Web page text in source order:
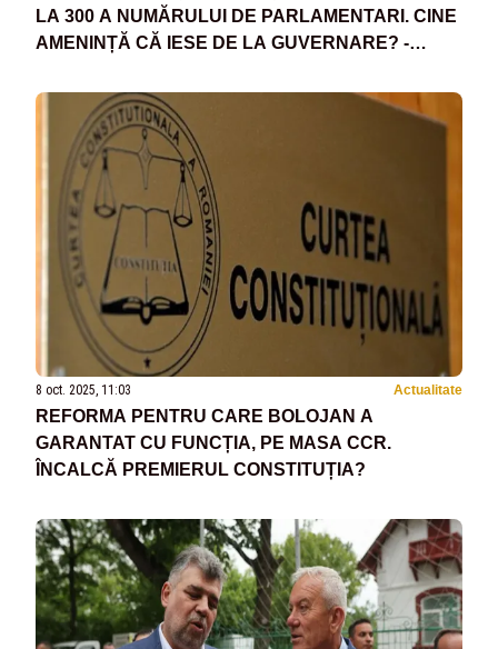
LA 300 A NUMĂRULUI DE PARLAMENTARI. CINE
AMENINȚĂ CĂ IESE DE LA GUVERNARE? -
8 oct. 2025, 11:03 Actualitate
REFORMA PENTRU CARE BOLOJAN A
GARANTAT CU FUNCȚIA, PE MASA CCR.
ÎNCALCĂ PREMIERUL CONSTITUȚIA?